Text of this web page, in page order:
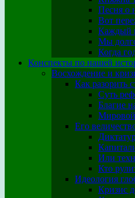
Песня о
Вот
Каждый
Мы
Когда
Конспекты по нашей
Восхождение и
Как разорить
Суть
Благие
Мировой
Его
Или
Кто
Идеология
Кризис